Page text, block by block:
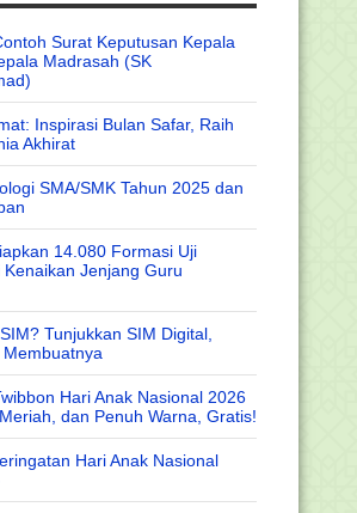
Surat Keputusan Kepala
Madrasah (SK
Inspirasi Bulan Safar, Raih
Akhirat
SMA/SMK Tahun 2025 dan
14.080 Formasi Uji
Kenaikan Jenjang Guru
Tunjukkan SIM Digital,
Hari Anak Nasional 2026
dan Penuh Warna, Gratis!
Hari Anak Nasional